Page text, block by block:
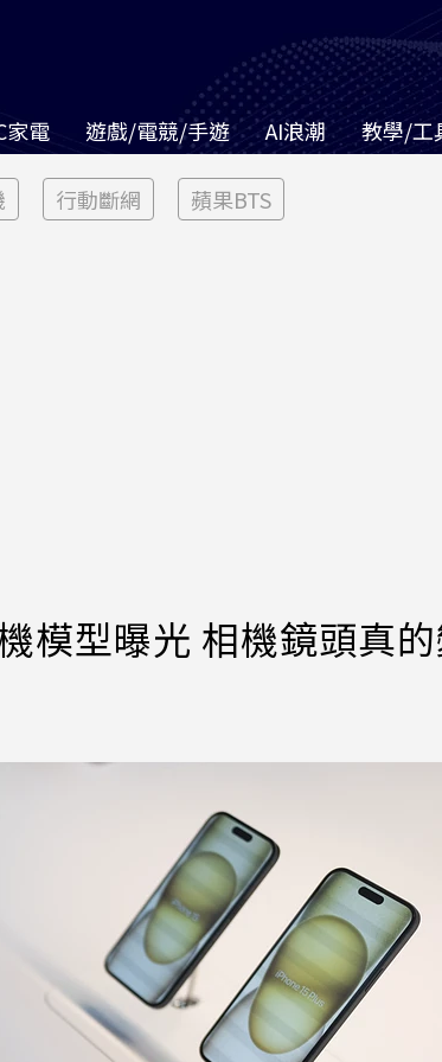
家電 遊戲/電競/手遊 AI浪潮 教學/工
行動斷網 蘋果BTS
模型曝光 相機鏡頭真